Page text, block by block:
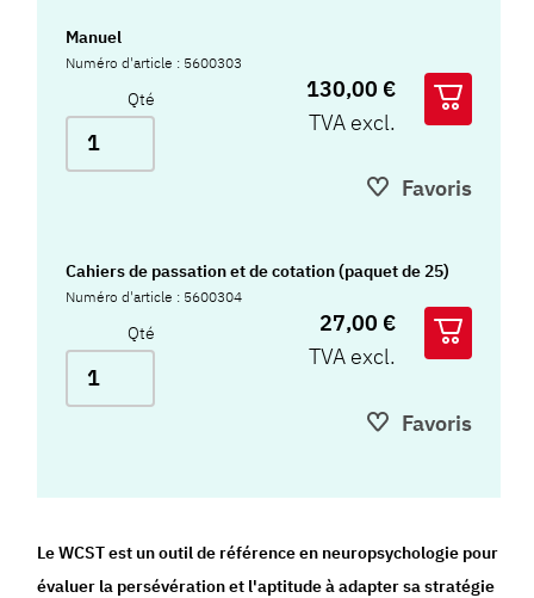
Manuel
Numéro d'article : 5600303
Qté
130,00 €
TVA excl.
Favoris
Cahiers de passation et de cotation (paquet de 25)
Numéro d'article : 5600304
Qté
27,00 €
TVA excl.
Favoris
Le WCST est un outil de référence en neuropsychologie pour
évaluer la persévération et l'aptitude à adapter sa stratégie